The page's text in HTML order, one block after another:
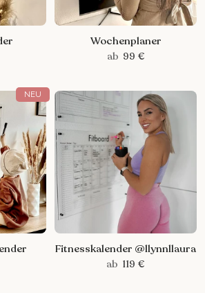
Wochenplaner
ab 99 €
NEU
Fitnesskalender @llynnllaura
ab 119 €